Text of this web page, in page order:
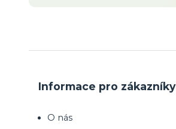
Informace pro zákazníky
O nás